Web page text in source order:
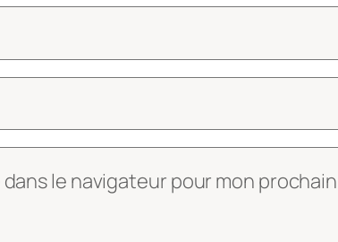
le navigateur pour mon